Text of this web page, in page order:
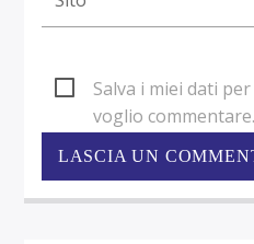
Salva i miei dati
voglio commentare.